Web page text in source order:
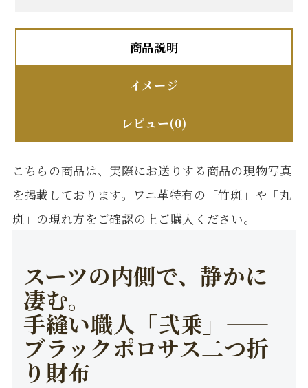
商品説明
イメージ
レビュー(0)
こちらの商品は、実際にお送りする商品の現物写真
を掲載しております。ワニ革特有の「竹斑」や「丸
斑」の現れ方をご確認の上ご購入ください。
スーツの内側で、静かに
凄む。
手縫い職人「弐乗」——
ブラックポロサス二つ折
り財布